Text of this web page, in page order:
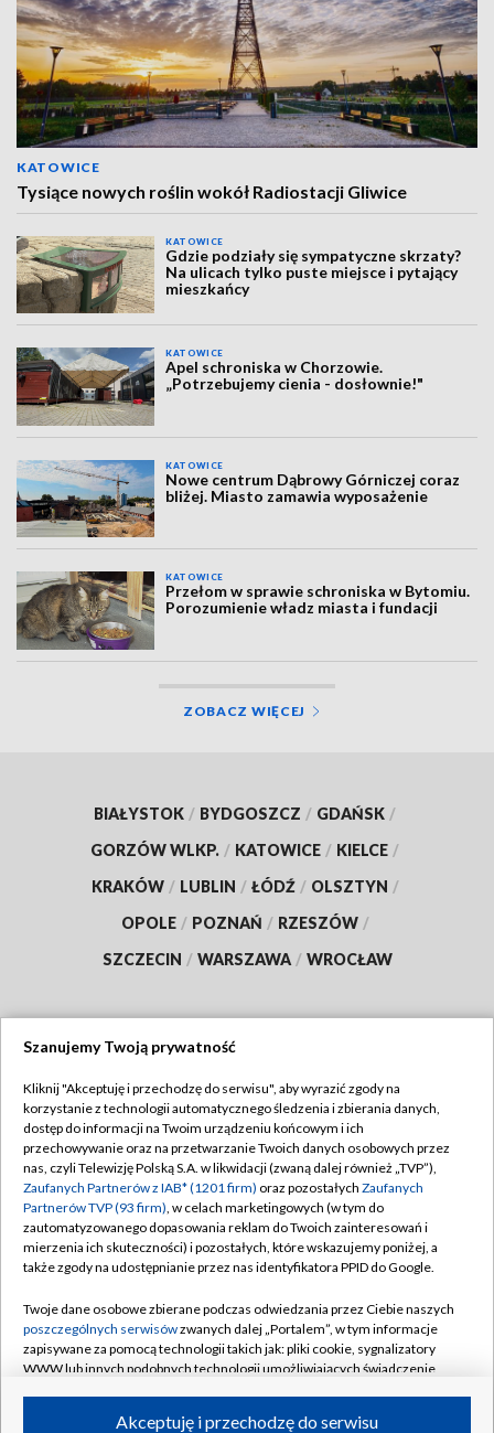
KATOWICE
Tysiące nowych roślin wokół Radiostacji Gliwice
KATOWICE
Gdzie podziały się sympatyczne skrzaty?
Na ulicach tylko puste miejsce i pytający
mieszkańcy
KATOWICE
Apel schroniska w Chorzowie.
„Potrzebujemy cienia - dosłownie!"
KATOWICE
Nowe centrum Dąbrowy Górniczej coraz
bliżej. Miasto zamawia wyposażenie
KATOWICE
Przełom w sprawie schroniska w Bytomiu.
Porozumienie władz miasta i fundacji
ZOBACZ WIĘCEJ
BIAŁYSTOK / BYDGOSZCZ / GDAŃSK /
GORZÓW WLKP. / KATOWICE / KIELCE /
KRAKÓW / LUBLIN / ŁÓDŹ / OLSZTYN /
OPOLE / POZNAŃ / RZESZÓW /
SZCZECIN / WARSZAWA / WROCŁAW
TVP
Abonament TVP
Emisja w TVP
Centrum informacji TVP
Naziemna Telewizja Cyfrowa
Rada Programowa
System NOS
Informacje o nadawcy
Regulamin TVP
Polityka prywatności
Moje zgody
Pomoc
Kontakt
Kanały
Szanujemy Twoją prywatność
Kliknij "Akceptuję i przechodzę do serwisu", aby wyrazić zgody na
korzystanie z technologii automatycznego śledzenia i zbierania danych,
dostęp do informacji na Twoim urządzeniu końcowym i ich
przechowywanie oraz na przetwarzanie Twoich danych osobowych przez
nas, czyli Telewizję Polską S.A. w likwidacji (zwaną dalej również „TVP”),
Zaufanych Partnerów z IAB* (1201 firm) oraz pozostałych Zaufanych
Partnerów TVP (93 firm), w celach marketingowych (w tym do
zautomatyzowanego dopasowania reklam do Twoich zainteresowań i
mierzenia ich skuteczności) i pozostałych, które wskazujemy poniżej, a
także zgody na udostępnianie przez nas identyfikatora PPID do Google.
Twoje dane osobowe zbierane podczas odwiedzania przez Ciebie naszych
poszczególnych serwisówzwanych dalej „Portalem”, w tym informacje
zapisywane za pomocą technologii takich jak: pliki cookie, sygnalizatory
WWW lub innych podobnych technologii umożliwiających świadczenie
ruchu w Internecie.Akceptuję i przechodzę do serwisu